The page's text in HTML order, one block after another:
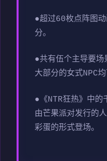
●超过60枚点阵图
分。
●共有伍个主导要场
大部分的女式NPC均
●《NTR狂热》中的
由芒果派对发行的
彩蛋的形式登场。